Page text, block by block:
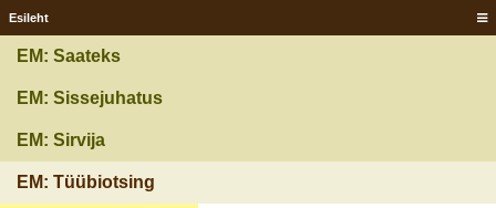
Esileht
EM: Saateks
EM: Sissejuhatus
EM: Sirvija
EM: Tüübiotsing
kumardab?
lugeb lainiu meresta?
892Küläpini küksellä',
Kaovaldas
893 Küljest sööb ja seljast
situb?Veski